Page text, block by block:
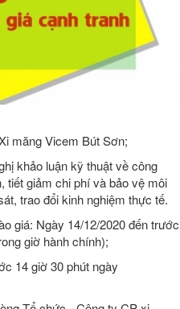
măng Vicem Bút Sơn;
khảo luận kỹ thuật về công
tiết giảm chi phí và bảo vệ môi
trao đổi kinh nghiệm thực tế.
giá: Ngày 14/12/2020 đến trước
giờ hành chính);
14 giờ 30 phút ngày